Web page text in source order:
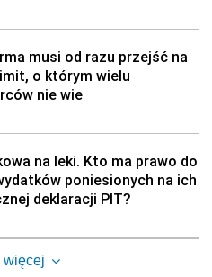
musi od razu przejść na
o którym wielu
nie wie
na leki. Kto ma prawo do
poniesionych na ich
deklaracji PIT?
więcej